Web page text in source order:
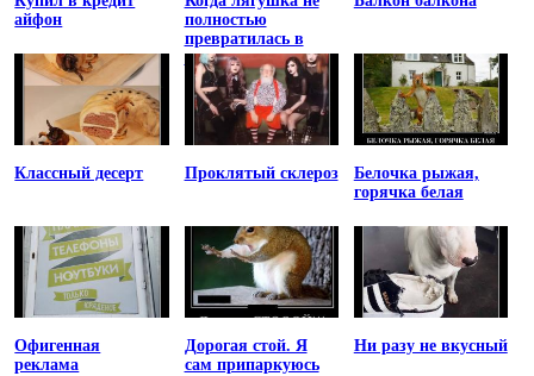
айфон
полностью
превратилась в
принцессу
Классный десерт Проклятый склероз
Белочка рыжая,
горячка белая
Офигенная
реклама
Дорогая стой. Я
сам припаркуюсь
Ни разу не вкусный